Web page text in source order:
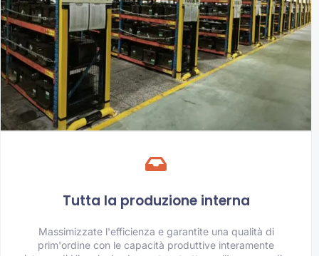
Tutta la produzione interna
Massimizzate l'efficienza e garantite una qualità di
prim'ordine con le capacità produttive interamente